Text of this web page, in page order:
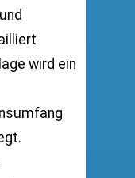
wird ein